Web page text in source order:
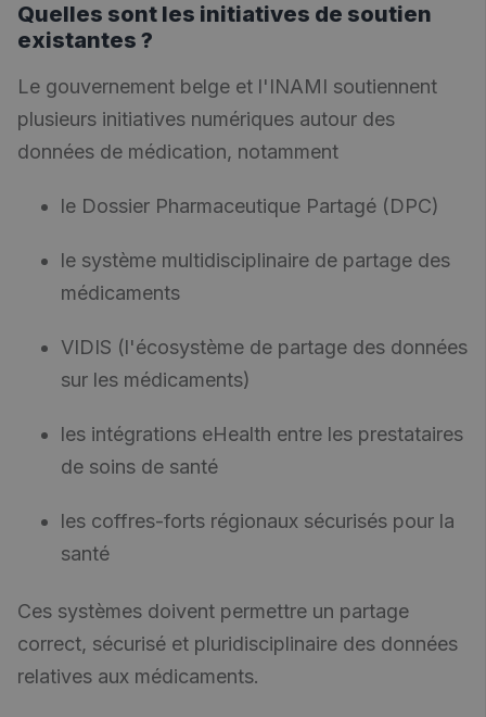
Quelles sont les initiatives de soutien
existantes ?
Le gouvernement belge et l'INAMI soutiennent
plusieurs initiatives numériques autour des
données de médication, notamment
le Dossier Pharmaceutique Partagé (DPC)
le système multidisciplinaire de partage des
médicaments
VIDIS (l'écosystème de partage des données
sur les médicaments)
les intégrations eHealth entre les prestataires
de soins de santé
les coffres-forts régionaux sécurisés pour la
santé
Ces systèmes doivent permettre un partage
correct, sécurisé et pluridisciplinaire des données
relatives aux médicaments.